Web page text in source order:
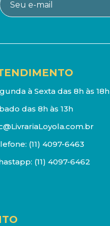
à Sexta das 8h às 18h
das 8h às 13h
(11) 4097-6463
(11) 4097-6462